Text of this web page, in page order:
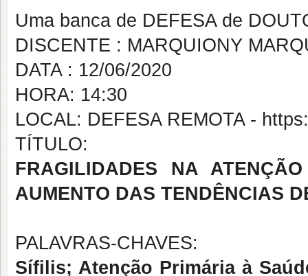
Uma banca de DEFESA de
DISCENTE : MARQUIONY
DATA : 12/06/2020
HORA: 14:30
LOCAL: DEFESA REMOTA -
TÍTULO:
FRAGILIDADES NA
AUMENTO DAS TENDÊNCIAS
PALAVRAS-CHAVES:
Sífilis; Atenção Primária à